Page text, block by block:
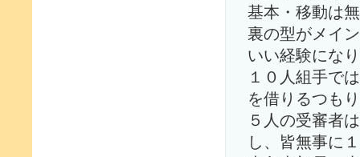
基本・移動は
裏の型がメイ
いい経験にな
１０人組手で
を借りるつも
５人の受審者
し、皆無事に